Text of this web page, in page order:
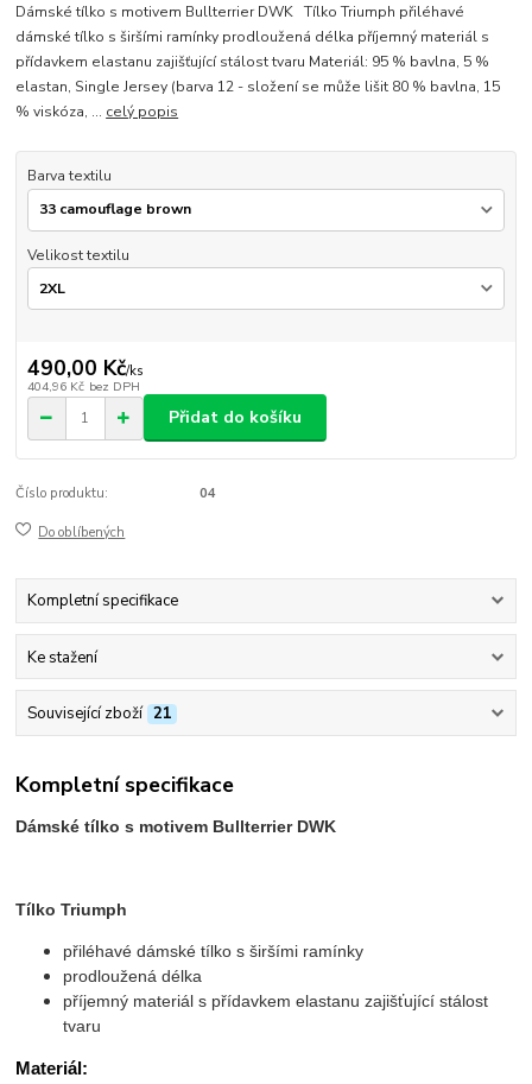
Dámské tílko s motivem Bullterrier DWK Tílko Triumph přiléhavé
dámské tílko s širšími ramínky prodloužená délka příjemný materiál s
přídavkem elastanu zajišťující stálost tvaru Materiál: 95 % bavlna, 5 %
elastan, Single Jersey (barva 12 - složení se může lišit 80 % bavlna, 15
% viskóza, ... celý popis
Barva textilu
Velikost textilu
490,00 Kč/ks
404,96 Kč bez DPH
Přidat do košíku
Číslo produktu: 04
Do oblíbených
Kompletní specifikace
Ke stažení
Související zboží 21
Kompletní specifikace
Dámské tílko s motivem Bullterrier DWK
Tílko Triumph
přiléhavé dámské tílko s širšími ramínky
prodloužená délka
příjemný materiál s přídavkem elastanu zajišťující stálost
tvaru
Materiál: